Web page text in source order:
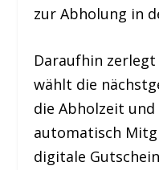
zur Abholung in
Daraufhin
wählt die
die Abholzeit und
automatisch
digitale